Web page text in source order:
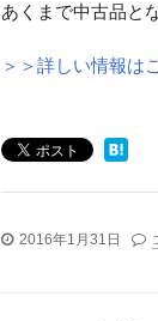
あくまで中古品と
＞＞詳しい情報は
2016年1月31日